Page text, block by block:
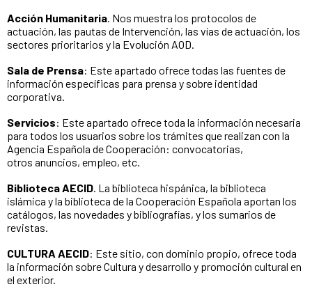
Acción Humanitaria. Nos muestra los protocolos de
actuación, las pautas de Intervención, las vías de actuación, los
sectores prioritarios y la Evolución AOD.
Sala de Prensa: Este apartado ofrece todas las fuentes de
información específicas para prensa y sobre identidad
corporativa.
Servicios: Este apartado ofrece toda la información necesaria
para todos los usuarios sobre los trámites que realizan con la
Agencia Española de Cooperación: convocatorias,
otros anuncios, empleo, etc.
Biblioteca AECID. La biblioteca hispánica, la biblioteca
islámica y la biblioteca de la Cooperación Española aportan los
catálogos, las novedades y bibliografías, y los sumarios de
revistas.
CULTURA AECID: Este sitio, con dominio propio, ofrece toda
la información sobre Cultura y desarrollo y promoción cultural en
el exterior.